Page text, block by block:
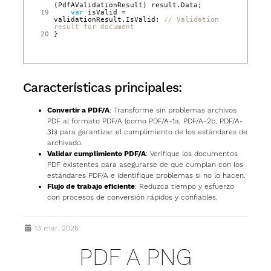
( PdfAValidationResult ) result . Data ;
19
var isValid
=
validationResult . IsValid ;
// Validation
result for document
20
}
Características principales:
Convertir a PDF/A: Transforme sin problemas archivos
PDF al formato PDF/A (como PDF/A-1a, PDF/A-2b, PDF/A-
3b) para garantizar el cumplimiento de los estándares de
archivado.
Validar cumplimiento PDF/A: Verifique los documentos
PDF existentes para asegurarse de que cumplan con los
estándares PDF/A e identifique problemas si no lo hacen.
Flujo de trabajo eficiente: Reduzca tiempo y esfuerzo
con procesos de conversión rápidos y confiables.
13 mar. 2026
PDF A PNG